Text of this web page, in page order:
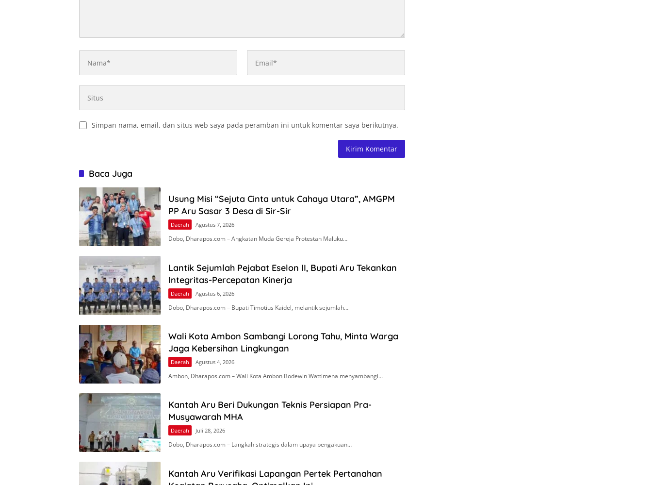
Simpan nama, email, dan situs web saya pada peramban ini untuk komentar saya berikutnya.
Baca Juga
Usung Misi “Sejuta Cinta untuk Cahaya Utara”, AMGPM
PP Aru Sasar 3 Desa di Sir-Sir
Daerah Agustus 7, 2026
Dobo, Dharapos.com – Angkatan Muda Gereja Protestan Maluku…
Lantik Sejumlah Pejabat Eselon II, Bupati Aru Tekankan
Integritas-Percepatan Kinerja
Daerah Agustus 6, 2026
Dobo, Dharapos.com – Bupati Timotius Kaidel, melantik sejumlah…
Wali Kota Ambon Sambangi Lorong Tahu, Minta Warga
Jaga Kebersihan Lingkungan
Daerah Agustus 4, 2026
Ambon, Dharapos.com – Wali Kota Ambon Bodewin Wattimena menyambangi…
Kantah Aru Beri Dukungan Teknis Persiapan Pra-
Musyawarah MHA
Daerah Juli 28, 2026
Dobo, Dharapos.com – Langkah strategis dalam upaya pengakuan…
Kantah Aru Verifikasi Lapangan Pertek Pertanahan